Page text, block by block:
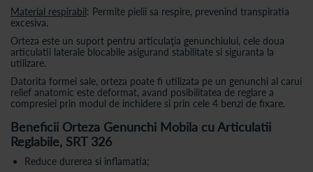
Material respirabil: Permite pielii sa respire, prevenind transpiratia
excesiva.
Orteza este un suport pentru articulaţia genunchiului, cele doua
articulatii laterale blocabile asigurand stabilitate si siguranta la
utilizare.
Datorita formei sale, orteza poate fi utilizata pe un genunchi al carui
relief anatomic este deformat, avand posibilitatea de reglare a
compresiei prin modul de inchidere si prin cele 4 benzi de fixare.
Beneficii Orteza Genunchi Mobila cu Articulatii
Reglabile, SRT 326
Reduce durerea si inflamatia;